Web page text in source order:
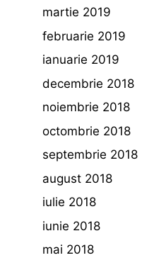
martie 2019
februarie 2019
ianuarie 2019
decembrie 2018
noiembrie 2018
octombrie 2018
septembrie 2018
august 2018
iulie 2018
iunie 2018
mai 2018